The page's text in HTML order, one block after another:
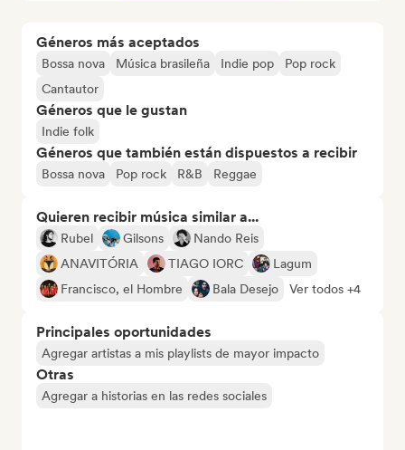
Géneros más aceptados
Bossa nova Música brasileña Indie pop
Pop rock
Cantautor
Géneros que le gustan
Indie folk
Géneros que también están dispuestos a recibir
Bossa nova Pop rock R&B Reggae
Quieren recibir música similar a...
Rubel Gilsons
Nando Reis
ANAVITÓRIA
TIAGO IORC
Lagum
Francisco, el Hombre
Bala Desejo Ver todos +4
Principales oportunidades
Agregar artistas a mis playlists de mayor impacto
Otras
Agregar a historias en las redes sociales